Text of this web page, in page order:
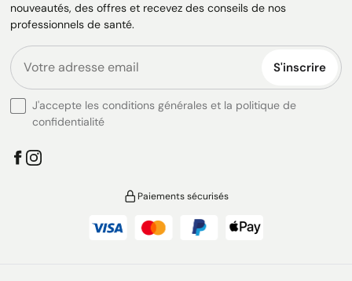
nouveautés, des offres et recevez des conseils de nos
professionnels de santé.
S'inscrire
J'accepte les conditions générales et la politique de
confidentialité
Paiements sécurisés